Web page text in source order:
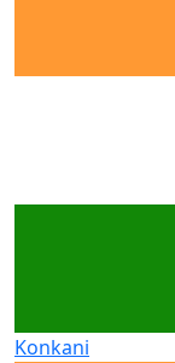
Konkani